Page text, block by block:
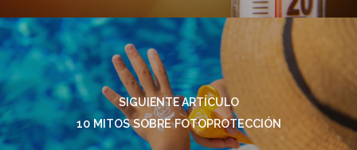
SIGUIENTE ARTÍCULO
10 MITOS SOBRE FOTOPROTECCIÓN